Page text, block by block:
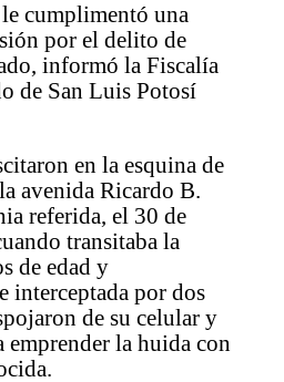
le cumplimentó una
por el delito de
informó la Fiscalía
de San Luis Potosí
en la esquina de
avenida Ricardo B.
referida, el 30 de
transitaba la
de edad y
interceptada por dos
de su celular y
emprender la huida con